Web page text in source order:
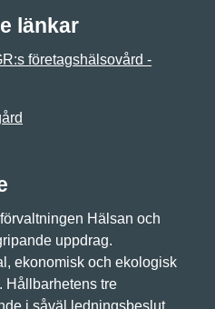
länkar
företagshälsovård -
Hälsan och
uppdrag.
ekonomisk och ekologisk
Hållbarhetens tre